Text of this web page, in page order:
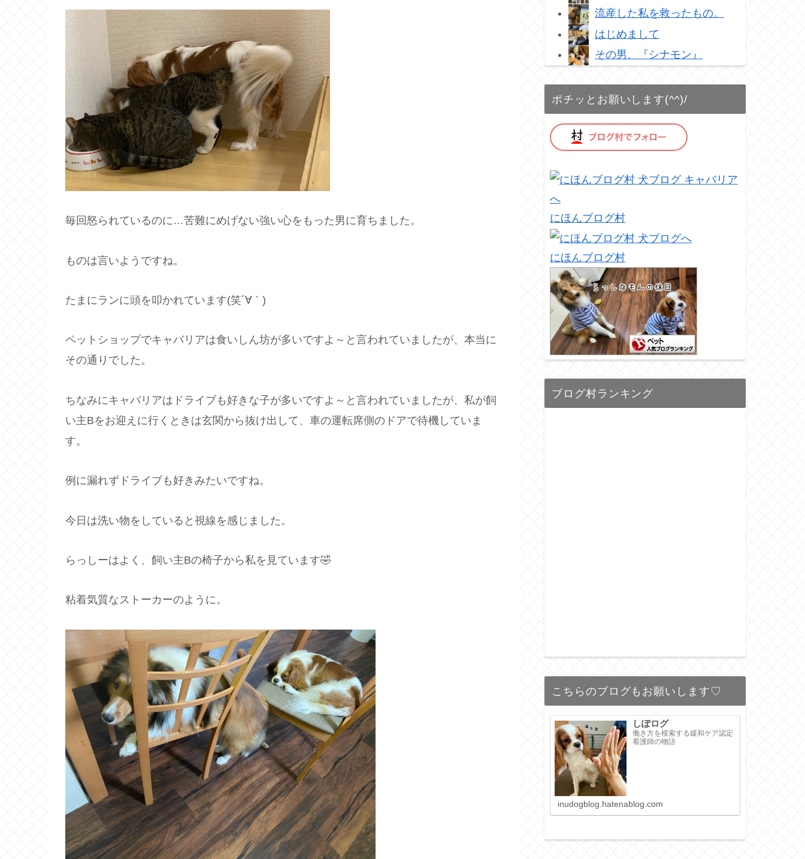
毎回怒られているのに…苦難にめげない強い心をもった男に育ちました。
ものは言いようですね。
たまにランに頭を叩かれています(笑´∀｀)
ペットショップでキャバリアは食いしん坊が多いですよ～と言われていましたが、本当に
その通りでした。
ちなみにキャバリアはドライブも好きな子が多いですよ～と言われていましたが、私が飼
い主Bをお迎えに行くときは玄関から抜け出して、車の運転席側のドアで待機していま
す。
例に漏れずドライブも好きみたいですね。
今日は洗い物をしていると視線を感じました。
らっしーはよく、飼い主Bの椅子から私を見ています🤣
粘着気質なストーカーのように。
流産した私を救ったもの。
はじめまして
その男、『シナモン』
ポチッとお願いします(^^)/
にほんブログ村
にほんブログ村
ブログ村ランキング
こちらのブログもお願いします♡
しぽログ
働き方を模索する緩和ケア認定
看護師の物語
inudogblog.hatenablog.com